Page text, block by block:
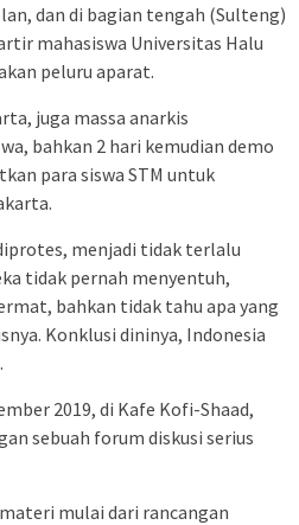
dan di bagian tengah (Sulteng)
mahasiswa Universitas Halu
peluru aparat.
juga massa anarkis
bahkan 2 hari kemudian demo
para siswa STM untuk
menjadi tidak terlalu
tidak pernah menyentuh,
bahkan tidak tahu apa yang
Konklusi dininya, Indonesia
2019, di Kafe Kofi-Shaad,
sebuah forum diskusi serius
mulai dari rancangan